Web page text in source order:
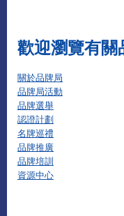
歡迎瀏覽有關
關於品牌局
品牌局活動
品牌選舉
認證計劃
名牌巡禮
品牌推廣
品牌培訓
資源中心